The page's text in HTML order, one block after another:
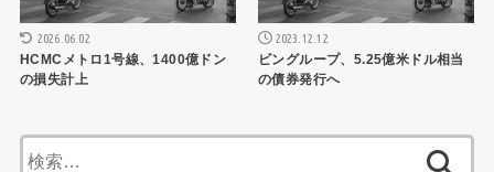
2026.06.02
HCMCメトロ1号線、1400億ドン
の損失計上
2023.12.12
ビングループ、5.25億米ドル相当
の債券発行へ